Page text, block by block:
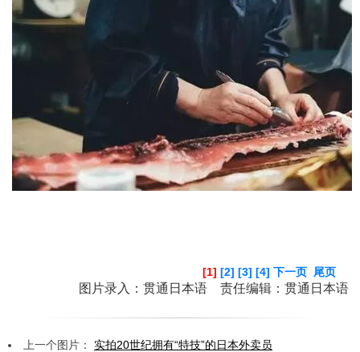
[1] [2] [3] [4] 下一页 尾页
图片录入：贯通日本语 责任编辑：贯通日本语
上一个图片： 实拍20世纪拥有“特技”的日本外卖员